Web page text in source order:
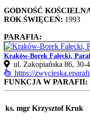
GODNOŚĆ
ROK ŚWIĘCEŃ: 1993
PARAFIA:
Kraków-Borek Fałęcki,
ul. Zakopiańska 86,
https://
FUNKCJA W PARAFII:
ks. mgr Krzysztof Kruk